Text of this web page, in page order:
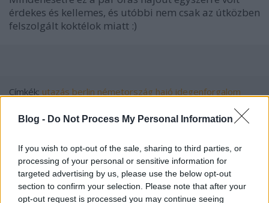
Blog - Do Not Process My Personal Information
If you wish to opt-out of the sale, sharing to third parties, or
processing of your personal or sensitive information for
targeted advertising by us, please use the below opt-out
section to confirm your selection. Please note that after your
opt-out request is processed you may continue seeing
érdekes és kellemes, és utóbbi nem csak az útközben
felszolgált koktélok miatt :)
Címkék: utazás berlin németország hajó idegenforgalom
Ajánlott bejegyzések: